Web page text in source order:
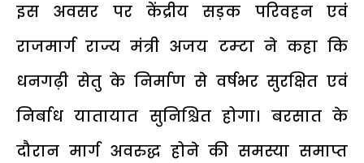
इस अवसर पर केंद्रीय सड़क परिवहन एवं
राजमार्ग राज्य मंत्री अजय टम्टा ने कहा कि
धनगढ़ी सेतु के निर्माण से वर्षभर सुरक्षित एवं
निर्बाध यातायात सुनिश्चित होगा। बरसात के
दौरान मार्ग अवरुद्ध होने की समस्या समाप्त